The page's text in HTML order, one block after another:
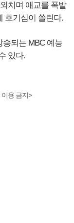
치며 애교를 폭발
호기심이 쏠린다.
되는 MBC 예능
있다.
용 금지>